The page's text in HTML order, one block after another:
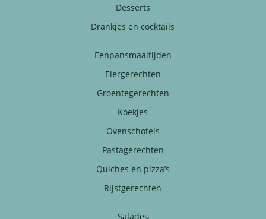
Desserts
Drankjes en cocktails
Eenpansmaaltijden
Eiergerechten
Groentegerechten
Koekjes
Ovenschotels
Pastagerechten
Quiches en pizza’s
Rijstgerechten
Salades